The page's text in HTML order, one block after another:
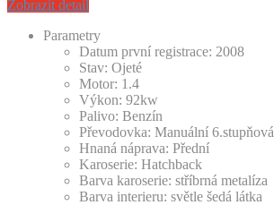
Zobrazit detail
Parametry
Datum první registrace: 2008
Stav: Ojeté
Motor: 1.4
Výkon: 92kw
Palivo: Benzín
Převodovka: Manuální 6.stupňová
Hnaná náprava: Přední
Karoserie: Hatchback
Barva karoserie: stříbrná metalíza
Barva interieru: světle šedá látka